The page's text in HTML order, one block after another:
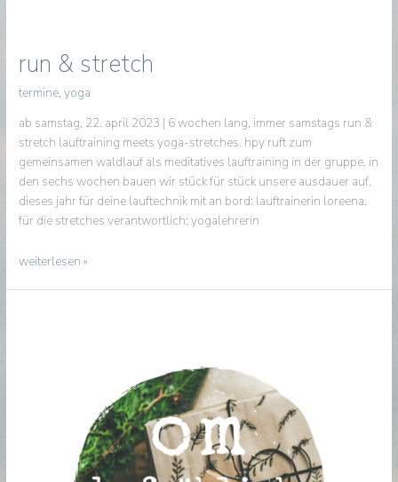
run & stretch
termine,yoga
ab samstag, 22. april 2023 | 6 wochen lang, immer samstags run &
stretch lauftraining meets yoga-stretches. hpy ruft zum
gemeinsamen waldlauf als meditatives lauftraining in der gruppe. in
den sechs wochen bauen wir stück für stück unsere ausdauer auf.
dieses jahr für deine lauftechnik mit an bord: lauftrainerin loreena.
für die stretches verantwortlich: yogalehrerin
run
weiterlesen »